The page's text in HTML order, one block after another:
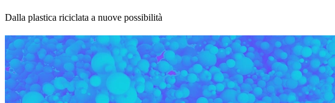
Dalla plastica riciclata a nuove possibilità